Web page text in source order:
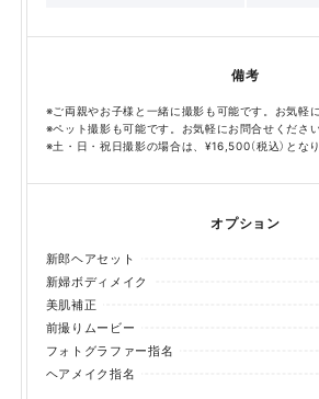
備考
※ご両親やお子様と一緒に撮影も可能です。お気軽
※ペット撮影も可能です。お気軽にお問合せください
※土・日・祝日撮影の場合は、¥16,500（税込）となり
オプション
新郎ヘアセット
新婦ボディメイク
美肌補正
前撮りムービー
フォトグラファー指名
ヘアメイク指名